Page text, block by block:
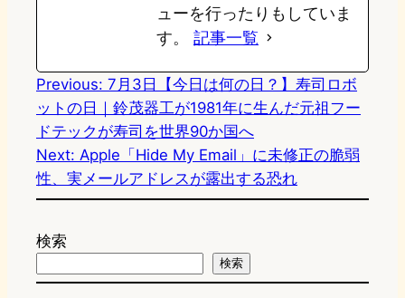
ューを行ったりもしていま
す。 記事一覧
Previous: 7月3日【今日は何の日？】寿司ロボ
ットの日｜鈴茂器工が1981年に生んだ元祖フー
ドテックが寿司を世界90か国へ
Next: Apple「Hide My Email」に未修正の脆弱
性、実メールアドレスが露出する恐れ
検索
検索